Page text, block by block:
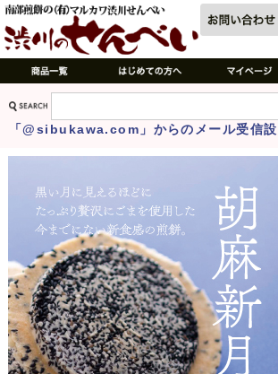
「@sibukawa.com」からのメール受信